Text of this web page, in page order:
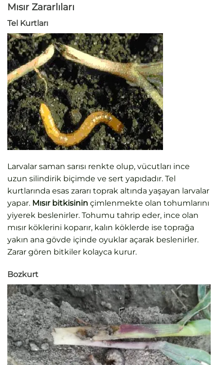
Mısır Zararlıları
Tel Kurtları
Larvalar saman sarısı renkte olup, vücutları ince
uzun silindirik biçimde ve sert yapıdadır. Tel
kurtlarında esas zararı toprak altında yaşayan larvalar
yapar. Mısır bitkisinin çimlenmekte olan tohumlarını
yiyerek beslenirler. Tohumu tahrip eder, ince olan
mısır köklerini koparır, kalın köklerde ise toprağa
yakın ana gövde içinde oyuklar açarak beslenirler.
Zarar gören bitkiler kolayca kurur.
Bozkurt